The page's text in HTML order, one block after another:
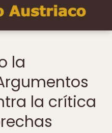
la
la crítica